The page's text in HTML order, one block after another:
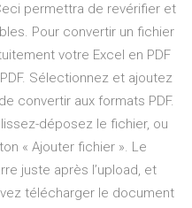
permettra de revérifier et
Pour convertir un fichier
votre Excel en PDF
Sélectionnez et ajoutez
convertir aux formats PDF.
déposez le fichier, ou
« Ajouter fichier ». Le
juste après l’upload, et
télécharger le document